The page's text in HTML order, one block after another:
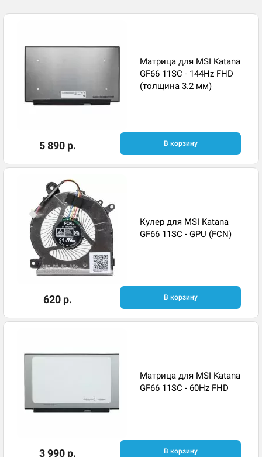
Матрица для MSI Katana
GF66 11SC - 144Hz FHD
(толщина 3.2 мм)
5 890 р. В корзину
Кулер для MSI Katana
GF66 11SC - GPU (FCN)
620 р. В корзину
Матрица для MSI Katana
GF66 11SC - 60Hz FHD
3 990 р. В корзину